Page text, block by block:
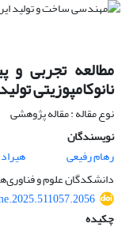
مطالعه تجربی
نانوکامپوزیتی
نوع مقاله : مقاله پژوهشی
نویسندگان
رهام رفیعی
دانشکدگان علوم و
چکیده